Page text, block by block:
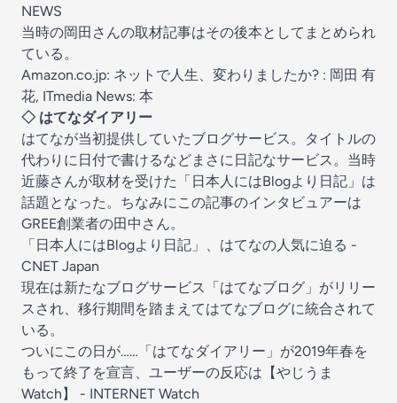
NEWS
当時の岡田さんの取材記事はその後本としてまとめられ
ている。
Amazon.co.jp: ネットで人生、変わりましたか? : 岡田 有
花, ITmedia News: 本
◇ はてなダイアリー
はてなが当初提供していたブログサービス。タイトルの
代わりに日付で書けるなどまさに日記なサービス。当時
近藤さんが取材を受けた「日本人にはBlogより日記」は
話題となった。ちなみにこの記事のインタビュアーは
GREE創業者の田中さん。
「日本人にはBlogより日記」、はてなの人気に迫る -
CNET Japan
現在は新たなブログサービス「はてなブログ」がリリー
スされ、移行期間を踏まえてはてなブログに統合されて
いる。
ついにこの日が……「はてなダイアリー」が2019年春を
もって終了を宣言、ユーザーの反応は【やじうま
Watch】 - INTERNET Watch